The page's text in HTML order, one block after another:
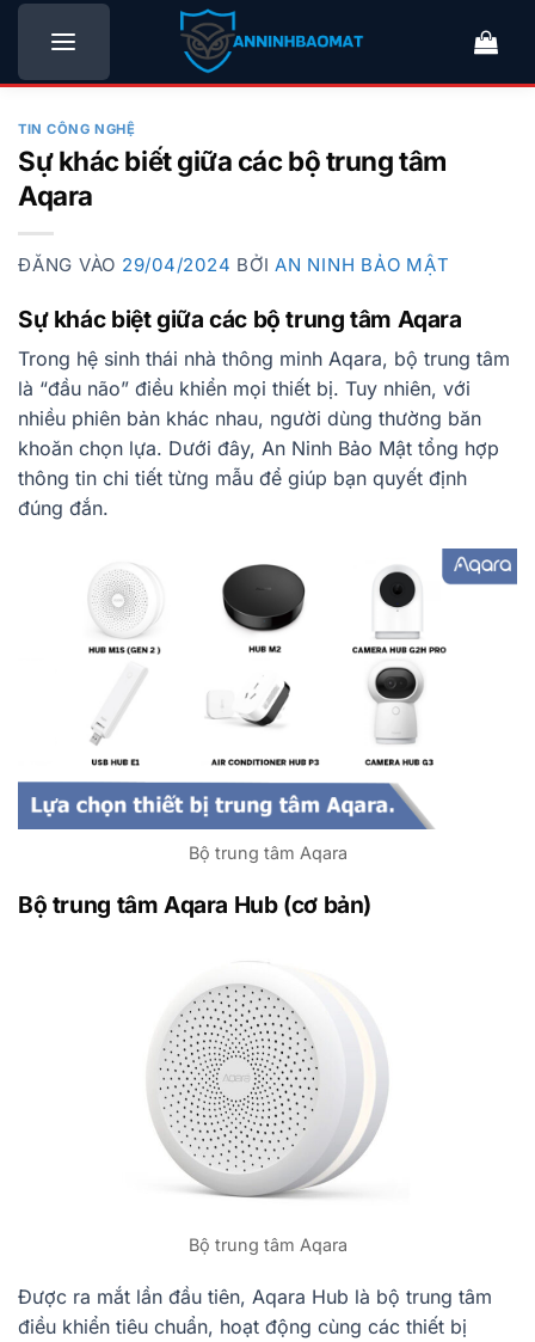
Bỏ
nội
TIN CÔNG NGHỆ
Sự khác biết giữa các bộ trung tâm
Aqara
ĐĂNG VÀO 29/04/2024 BỞI AN NINH BẢO MẬT
Sự khác biệt giữa các bộ trung tâm Aqara
Trong hệ sinh thái nhà thông minh Aqara, bộ trung tâm
là “đầu não” điều khiển mọi thiết bị. Tuy nhiên, với
nhiều phiên bản khác nhau, người dùng thường băn
khoăn chọn lựa. Dưới đây, An Ninh Bảo Mật tổng hợp
thông tin chi tiết từng mẫu để giúp bạn quyết định
đúng đắn.
Bộ trung tâm Aqara
Bộ trung tâm Aqara Hub (cơ bản)
Bộ trung tâm Aqara
Được ra mắt lần đầu tiên, Aqara Hub là bộ trung tâm
điều khiển tiêu chuẩn, hoạt động cùng các thiết bị